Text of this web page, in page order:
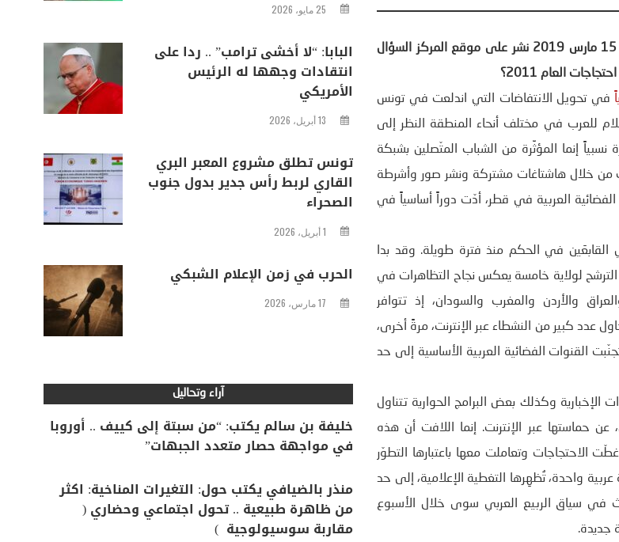
طرح الباحث في مركز “كارنغي”للبحوث” مارك لينش في مقال له اليوم الجمعة 15 مارس 2019 نشر على موقع المركز السؤال
العام 2011؟
في تحويل الانتفاضات التي اندلعت في تونس
الإعلام للعرب في مختلف أنحاء المنطقة النظر إلى
نسبياً إنما المؤثِّرة من الشباب المتّصلين بشبكة
من خلال هاشتاغات مشتركة ونشر صور وأشرطة
العربية في قطر، أدّت دوراً أساسياً في
القابعَين في الحكم منذ فترة طويلة. وقد بدا
الترشح لولاية خامسة يعكس نجاح التظاهرات في
والأردن والمغرب والسودان، إذ تتوافر
عدد كبير من النشطاء عبر الإنترنت، مرةً أخرى،
القنوات الفضائية العربية الأساسية إلى حد
الإخبارية وكذلك بعض البرامج الحوارية تتناول
حماستها عبر الإنترنت. إنما اللافت أن هذه
من التعبئة الشاملة كما حصل في العام 2011، عندما غطّت الاحتجاجات وتعاملت معها باعتبارها التطوّر
واحدة، تُظهِرها التغطية الإعلامية، إلى حد
في سياق الربيع العربي سوى خلال الأسبوع
جديدة.
25 مايو، 2026
البابا: “لا أخشى ترامب” .. ردا على
انتقادات وجهها له الرئيس
الأمريكي
13 أبريل، 2026
تونس تطلق مشروع المعبر البري
القاري لربط رأس جدير بدول جنوب
الصحراء
1 أبريل، 2026
الحرب في زمن الإعلام الشبكي
17 مارس، 2026
آراء وتحاليل
خليفة بن سالم يكتب: “من سبتة إلى كييف .. أوروبا
في مواجهة حصار متعدد الجبهات”
منذر بالضيافي يكتب حول: التغيرات المناخية: اكثر
من ظاهرة طبيعية .. تحول اجتماعي وحضاري (
مقاربة سوسيولوجية )